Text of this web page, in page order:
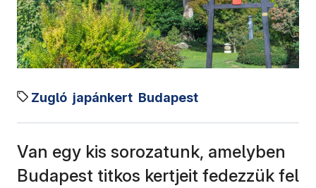
Zugló japánkert Budapest
Van egy kis sorozatunk, amelyben
Budapest titkos kertjeit fedezzük fel